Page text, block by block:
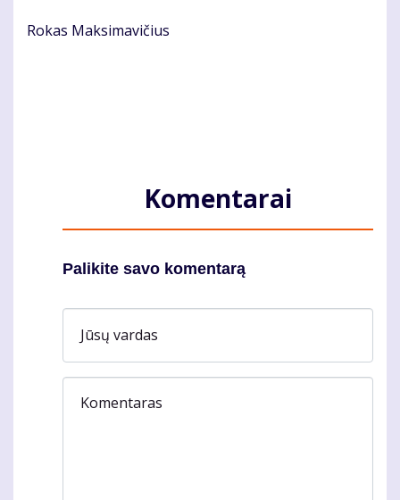
Rokas Maksimavičius
Komentarai
Palikite savo komentarą
Jūsų vardas
Komentaras